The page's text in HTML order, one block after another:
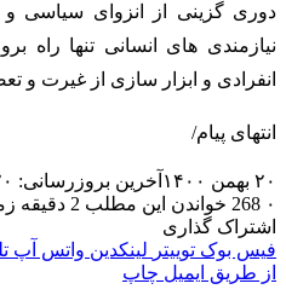
دوری گزینی از انزوای سیاسی
نیازمندی های انسانی تنها
انفرادی و ابزار سازی از غیرت و
انتهای پیام/
۲۰ بهمن ۱۴۰۰
آخرین بروزرسانی: ۲۰ بهمن ۱۴۰۰
۰
خواندن این مطلب 2 دقیقه زمان می‌برد
اشتراک گذاری
فیس بوک توییتر لینکدین واتس آپ
از طریق ایمیل چاپ